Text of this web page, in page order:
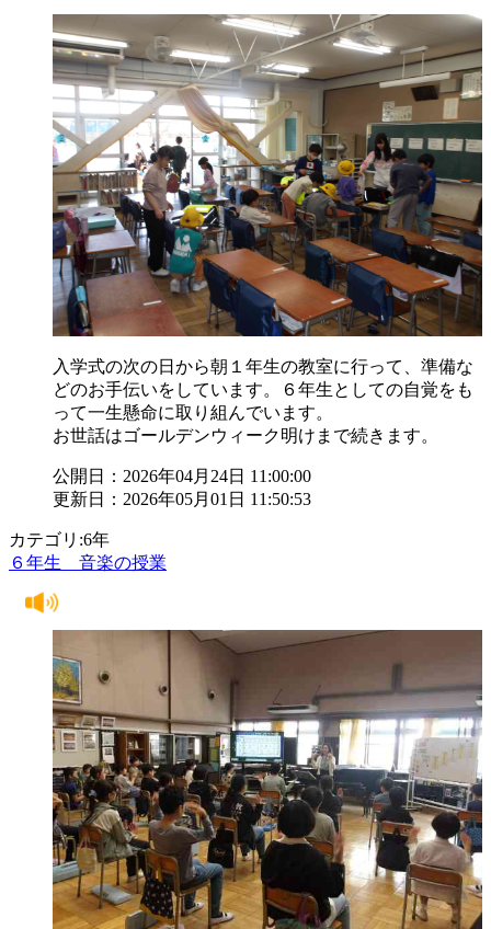
入学式の次の日から朝１年生の教室に行って、準備な
どのお手伝いをしています。６年生としての自覚をも
って一生懸命に取り組んでいます。
お世話はゴールデンウィーク明けまで続きます。
公開日：2026年04月24日 11:00:00
更新日：2026年05月01日 11:50:53
カテゴリ:6年
６年生 音楽の授業